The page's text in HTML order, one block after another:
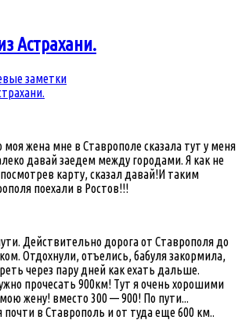
Астрахани.
заметки
моя жена мне в Ставрополе сказала тут у меня
давай заедем между городами. Я как не
карту, сказал давай!И таким
поехали в Ростов!!!
Действительно дорога от Ставрополя до
Отдохнули, отъелись, бабуля закормила,
через пару дней как ехать дальше.
прочесать 900км! Тут я очень хорошими
жену! вместо 300 — 900! По пути...
в Ставрополь и от туда еще 600 км..